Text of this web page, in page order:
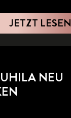
JETZT LESEN
NEU